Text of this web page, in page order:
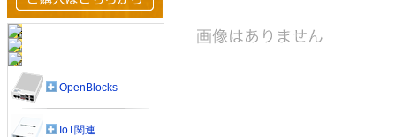
OpenBlocks
IoT関連